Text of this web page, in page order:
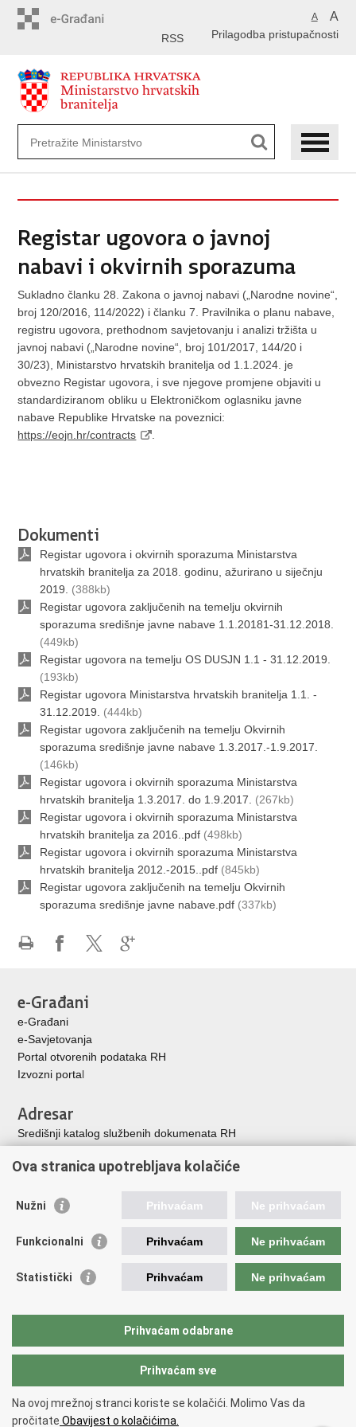
A A
Prilagodba pristupačnosti
RSS
Registar ugovora o javnoj
nabavi i okvirnih sporazuma
Sukladno članku 28. Zakona o javnoj nabavi („Narodne novine“,
broj 120/2016, 114/2022) i članku 7. Pravilnika o planu nabave,
registru ugovora, prethodnom savjetovanju i analizi tržišta u
javnoj nabavi („Narodne novine“, broj 101/2017, 144/20 i
30/23), Ministarstvo hrvatskih branitelja od 1.1.2024. je
obvezno Registar ugovora, i sve njegove promjene objaviti u
standardiziranom obliku u Elektroničkom oglasniku javne
nabave Republike Hrvatske na poveznici:
https://eojn.hr/contracts
Dokumenti
Registar ugovora i okvirnih sporazuma Ministarstva
hrvatskih branitelja za 2018. godinu, ažurirano u siječnju
2019.
(388kb)
Registar ugovora zaključenih na temelju okvirnih
sporazuma središnje javne nabave 1.1.20181-31.12.2018.
(449kb)
Registar ugovora na temelju OS DUSJN 1.1 - 31.12.2019.
(193kb)
Registar ugovora Ministarstva hrvatskih branitelja 1.1. -
31.12.2019.
(444kb)
Registar ugovora zaključenih na temelju Okvirnih
sporazuma središnje javne nabave 1.3.2017.-1.9.2017.
(146kb)
Registar ugovora i okvirnih sporazuma Ministarstva
hrvatskih branitelja 1.3.2017. do 1.9.2017.
(267kb)
Registar ugovora i okvirnih sporazuma Ministarstva
hrvatskih branitelja za 2016..pdf (498kb)
Registar ugovora i okvirnih sporazuma Ministarstva
hrvatskih branitelja 2012.-2015..pdf (845kb)
Registar ugovora zaključenih na temelju Okvirnih
sporazuma središnje javne nabave.pdf (337kb)
Facebooku
X-
e-Građani
e-Građani
e-Savjetovanja
Portal otvorenih podataka RH
Izvozni portal
Adresar
Središnji katalog službenih dokumenata RH
Adresar političkih stranaka u RH
Vlada Republike Hrvatske
Memorijalni centar Domovinskog rata Vukovar
Zaklada hrvatskih branitelja iz Domovinskog rata
Pučki pravobranitelj
Povjerenik za informiranje
Copyright © 2026 Ministarstvo hrvatskih branitelja Republike Hrvatske.
Ova stranica upotrebljava kolačiće
Nužni Prihvaćam Ne prihvaćam
Funkcionalni Prihvaćam Ne prihvaćam
Statistički Prihvaćam Ne prihvaćam
Prihvaćam odabrane
Prihvaćam sve
Na ovoj mrežnoj stranci koriste se kolačići. Molimo Vas da
pročitate Obavijest o kolačićima.